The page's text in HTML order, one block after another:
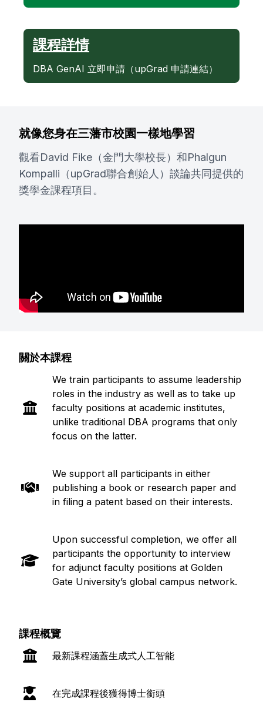
課程詳情
DBA GenAI 立即申請（upGrad 申請連結）
就像您身在三藩市校園一樣地學習
觀看David Fike（金門大學校長）和Phalgun
Kompalli（upGrad聯合創始人）談論共同提供的
獎學金課程項目。
關於本課程
We train participants to assume leadership
roles in the industry as well as to take up
faculty positions at academic institutes,
unlike traditional DBA programs that only
focus on the latter.
We support all participants in either
publishing a book or research paper and
in filing a patent based on their interests.
Upon successful completion, we offer all
participants the opportunity to interview
for adjunct faculty positions at Golden
Gate University’s global campus network.
課程概覽
最新課程涵蓋生成式人工智能
在完成課程後獲得博士銜頭